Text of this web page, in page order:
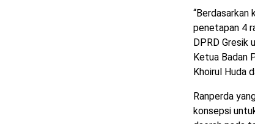
penetapan 4
DPRD Gresik
Ketua Badan
Khoirul Huda
Ranperda
konsepsi